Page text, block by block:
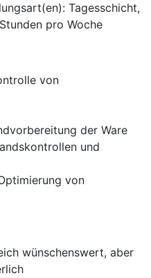
Tagesschicht,
pro Woche
von
der Ware
und
von
wünschenswert, aber